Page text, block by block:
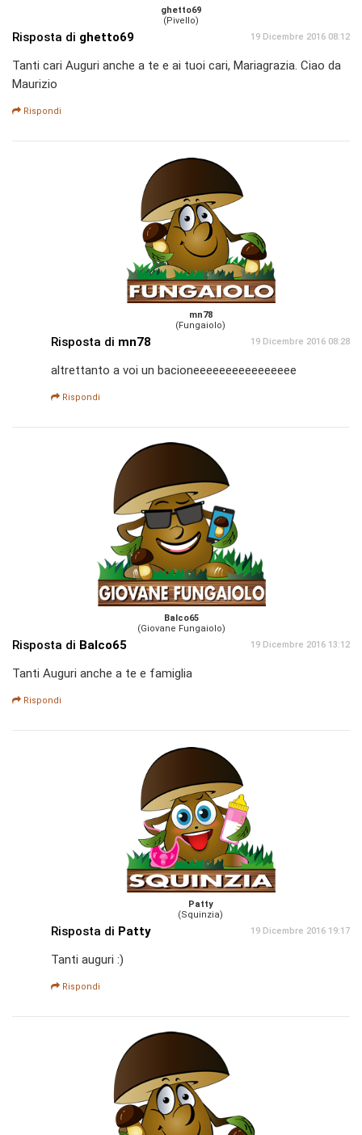
ghetto69
(Pivello)
Risposta di ghetto69 19 Dicembre 2016 08:12
Tanti cari Auguri anche a te e ai tuoi cari, Mariagrazia. Ciao da
Maurizio
Rispondi
mn78
(Fungaiolo)
Risposta di mn78 19 Dicembre 2016 08:28
altrettanto a voi un bacioneeeeeeeeeeeeeeee
Rispondi
Balco65
(Giovane Fungaiolo)
Risposta di Balco65 19 Dicembre 2016 13:12
Tanti Auguri anche a te e famiglia
Rispondi
Patty
(Squinzia)
Risposta di Patty 19 Dicembre 2016 19:17
Tanti auguri :)
Rispondi